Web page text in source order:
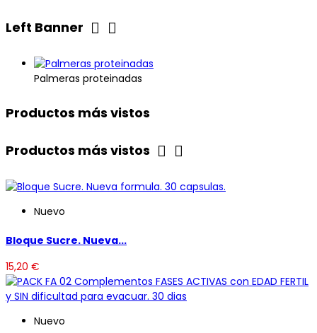
Left Banner  
Palmeras proteinadas
Productos más vistos
Productos más vistos  
Nuevo
Bloque Sucre. Nueva...
15,20 €
Nuevo